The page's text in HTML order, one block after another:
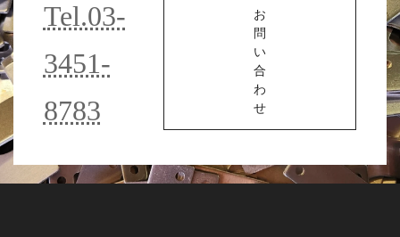
Tel.03-
3451-
8783
お
問
い
合
わ
せ